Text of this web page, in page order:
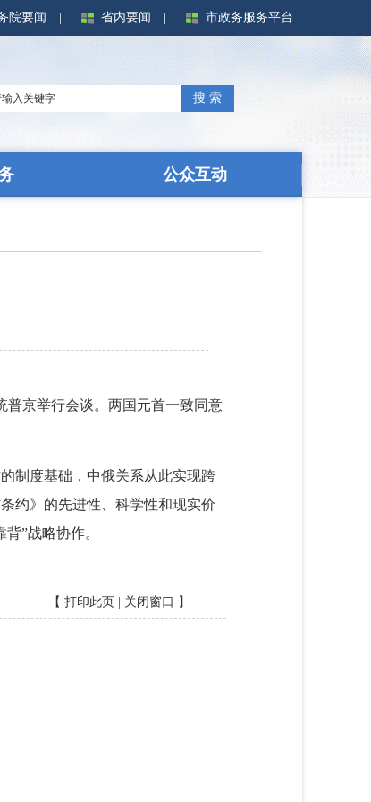
院要闻 省内要闻 市政务服务平台
搜 索
公众互动
普京举行会谈。两国元首一致同意
制度基础，中俄关系从此实现跨
约》的先进性、科学性和现实价
”战略协作。
【 打印此页 关闭窗口 】